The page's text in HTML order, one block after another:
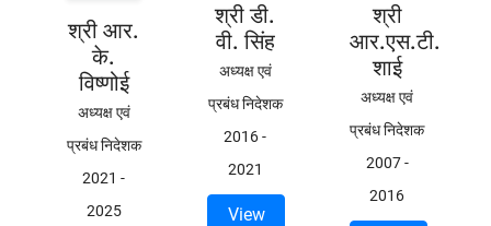
श्री आर.
के.
विष्णोई
अध्यक्ष एवं
प्रबंध निदेशक
2021 -
2025
श्री डी.
वी. सिंह
अध्यक्ष एवं
प्रबंध निदेशक
2016-
2021
View
श्री
आर.एस.टी.
शाई
अध्यक्ष एवं
प्रबंध निदेशक
2007-
2016